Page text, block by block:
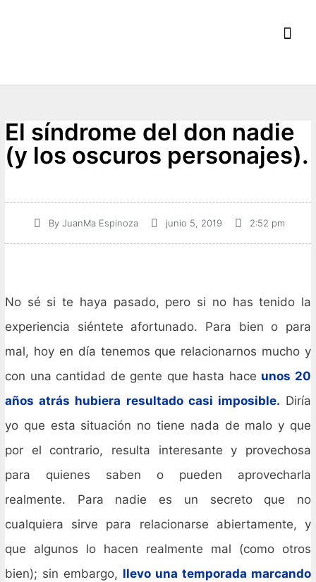
El síndrome del don nadie
(y los oscuros personajes).
ByJuanMa Espinoza junio 5, 2019 2:52 pm
No sé si te haya pasado, pero si no has tenido la
experiencia siéntete afortunado. Para bien o para
mal, hoy en día tenemos que relacionarnos mucho y
con una cantidad de gente que hasta hace unos 20
años atrás hubiera resultado casi imposible. Diría
yo que esta situación no tiene nada de malo y que
por el contrario, resulta interesante y provechosa
para quienes saben o pueden aprovecharla
realmente. Para nadie es un secreto que no
cualquiera sirve para relacionarse abiertamente, y
que algunos lo hacen realmente mal (como otros
bien); sin embargo, llevo una temporada marcando